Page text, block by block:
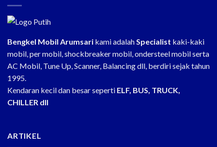
Bengkel Mobil Arumsari kami adalah Specialist kaki-kaki
mobil, per mobil, shockbreaker mobil, ondersteel mobil serta
AC Mobil, Tune Up, Scanner, Balancing dll, berdiri sejak tahun
1995.
Kendaran kecil dan besar seperti ELF, BUS, TRUCK,
CHILLER dll
ARTIKEL